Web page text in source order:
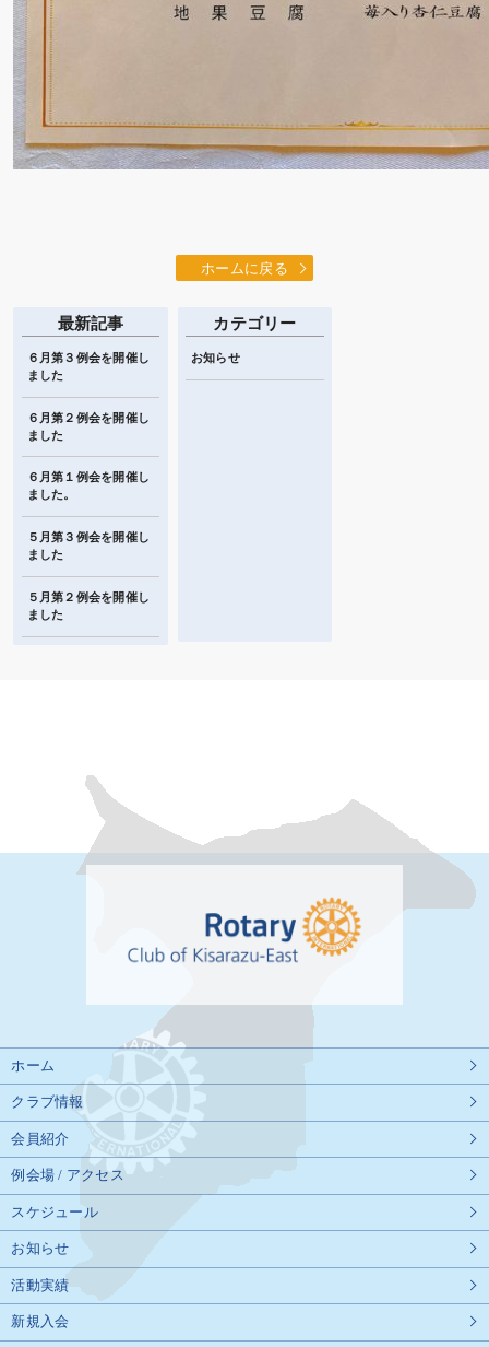
ホームに戻る
最新記事
６月第３例会を開催し
ました
６月第２例会を開催し
ました
６月第１例会を開催し
ました。
５月第３例会を開催し
ました
５月第２例会を開催し
ました
カテゴリー
お知らせ
ホーム
クラブ情報
会員紹介
例会場 / アクセス
スケジュール
お知らせ
活動実績
新規入会